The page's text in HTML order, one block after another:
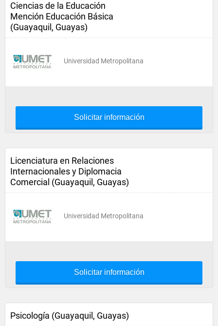
Ciencias de la Educación
Mención Educación Básica
(Guayaquil, Guayas)
Universidad Metropolitana
Solicitar información
Licenciatura en Relaciones
Internacionales y Diplomacia
Comercial (Guayaquil, Guayas)
Universidad Metropolitana
Solicitar información
Psicología (Guayaquil, Guayas)